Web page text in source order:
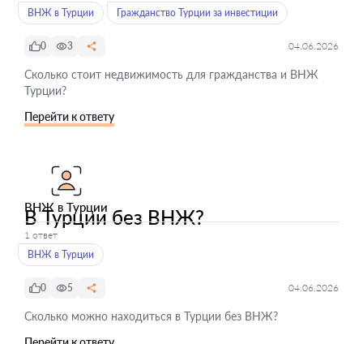
ВНЖ в Турции
Гражданство Турции за инвестиции
0 3 04.06.2026
Сколько стоит недвижимость для гражданства и ВНЖ
Турции?
Перейти к ответу
ВНЖ в Турции
В Турции без ВНЖ?
1 ответ
ВНЖ в Турции
0 5 04.06.2026
Сколько можно находиться в Турции без ВНЖ?